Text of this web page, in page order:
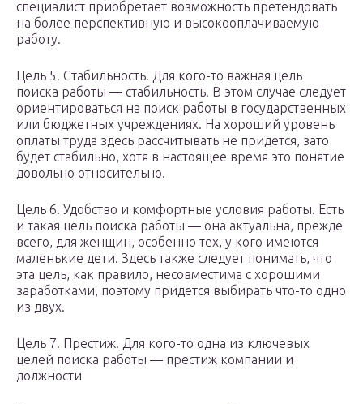
специалист приобретает возможность претендовать
на более перспективную и высокооплачиваемую
работу.
Цель 5. Стабильность. Для кого-то важная цель
поиска работы — стабильность. В этом случае следует
ориентироваться на поиск работы в государственных
или бюджетных учреждениях. На хороший уровень
оплаты труда здесь рассчитывать не придется, зато
будет стабильно, хотя в настоящее время это понятие
довольно относительно.
Цель 6. Удобство и комфортные условия работы. Есть
и такая цель поиска работы — она актуальна, прежде
всего, для женщин, особенно тех, у кого имеются
маленькие дети. Здесь также следует понимать, что
эта цель, как правило, несовместима с хорошими
заработками, поэтому придется выбирать что-то одно
из двух.
Цель 7. Престиж. Для кого-то одна из ключевых
целей поиска работы — престиж компании и
должности